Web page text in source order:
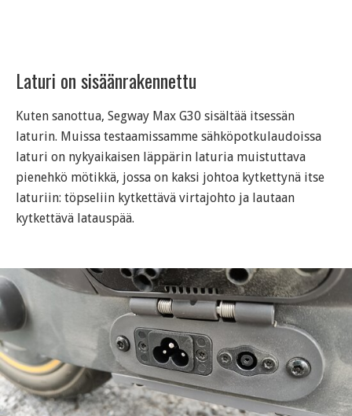
Laturi on sisäänrakennettu
Kuten sanottua, Segway Max G30 sisältää itsessän
laturin. Muissa testaamissamme sähköpotkulaudoissa
laturi on nykyaikaisen läppärin laturia muistuttava
pienehkö mötikkä, jossa on kaksi johtoa kytkettynä itse
laturiin: töpseliin kytkettävä virtajohto ja lautaan
kytkettävä latauspää.